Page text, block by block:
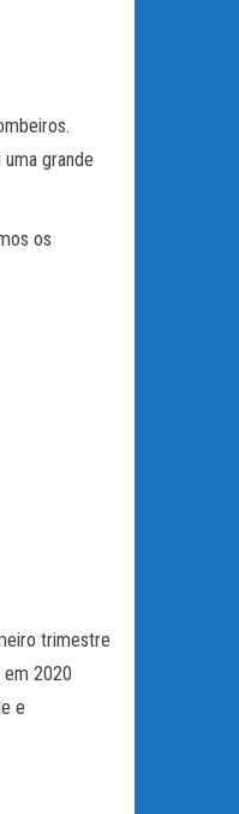
grande
os
trimestre
em 2020
e